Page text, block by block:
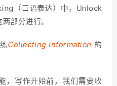
（口语表达）中，Unlock
部分进行。
Collecting information 的
，写作开始前，我们需要收